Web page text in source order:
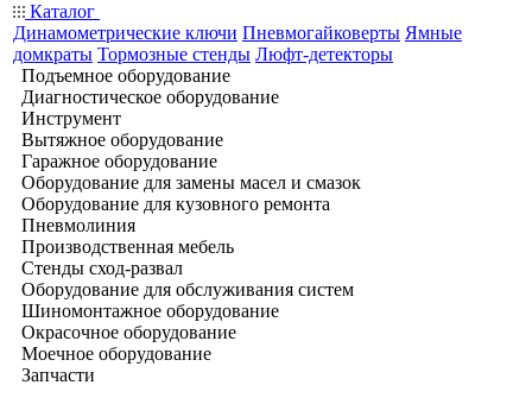
Каталог
Динамометрические ключи Пневмогайковерты Ямные
домкраты Тормозные стенды Люфт-детекторы
Подъемное оборудование
Диагностическое оборудование
Инструмент
Вытяжное оборудование
Гаражное оборудование
Оборудование для замены масел и смазок
Оборудование для кузовного ремонта
Пневмолиния
Производственная мебель
Стенды сход-развал
Оборудование для обслуживания систем
Шиномонтажное оборудование
Окрасочное оборудование
Моечное оборудование
Запчасти